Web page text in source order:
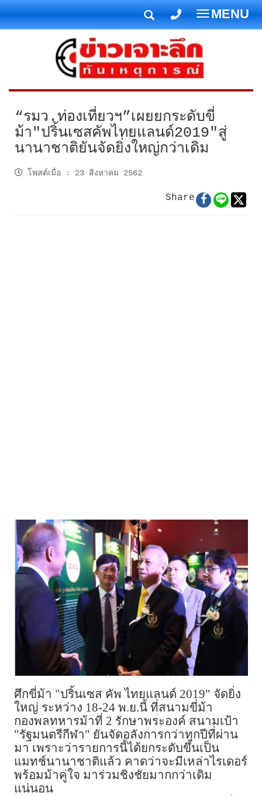
T
o
g
g
l
e
n
a
v
i
t
MENU
“รมว.ท่องเที่ยวฯ”เผยยกระดับขี่
ม้า"ปริ้นเซสคัพไทยแลนด์2019"สู่
นานาชาติยันจัดยิ่งใหญ่กว่าเดิม
โพสต์เมื่อ : 23 สิงหาคม 2562
Share
ศึกขี่ม้า "ปริ้นเซส คัพ ไทยแลนด์ 2019" จัดยิ่ง
ใหญ่ ระหว่าง 18-24 พ.ย.นี้ ที่สนามขี่ม้า
กองพลทหารม้าที่ 2 รักษาพระองค์ สนามเป้า
"รัฐมนตรีกีฬา" ยันจัดอลังการกว่าทุกปีที่ผ่าน
มา เพราะว่ารายการนี้ได้ยกระดับขึ้นเป็น
แมทช์นานาชาติแล้ว คาดว่าจะมีเหล่าไรเดอร์
พร้อมม้าคู่ใจ มาร่วมชิงชัยมากกว่าเดิม
แน่นอน